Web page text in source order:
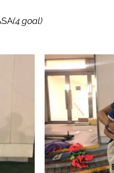
(4 goal)